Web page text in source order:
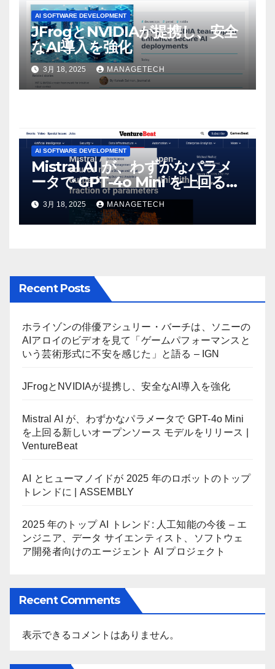
AI SOFTWARE DEVELOPMENT
JFrogとNVIDIAが提携し、安全
なAI導入を強化
3月 18, 2025 MANAGETECH
AI SOFTWARE DEVELOPMENT
Mistral AI が、わずかなパラメ
ータで GPT-4o Mini を上回る新
しいオープンソース モデルをリ
リース | VentureBeat
3月 18, 2025 MANAGETECH
Recent Posts
ホライゾンの俳優アシュリー・バーチは、ソニーの
AIアロイのビデオを見て「ゲームパフォーマンスと
いう芸術形式に不安を感じた」と語る – IGN
JFrogとNVIDIAが提携し、安全なAI導入を強化
Mistral AI が、わずかなパラメータで GPT-4o Mini
を上回る新しいオープンソース モデルをリリース |
VentureBeat
AI とヒューマノイドが 2025 年のロボットのトップ
トレンドに | ASSEMBLY
2025 年のトップ AI トレンド: 人工知能の今後 – エ
ンジニア、データ サイエンティスト、ソフトウェ
ア開発者向けのエージェント AI プロジェクト
Recent Comments
表示できるコメントはありません。